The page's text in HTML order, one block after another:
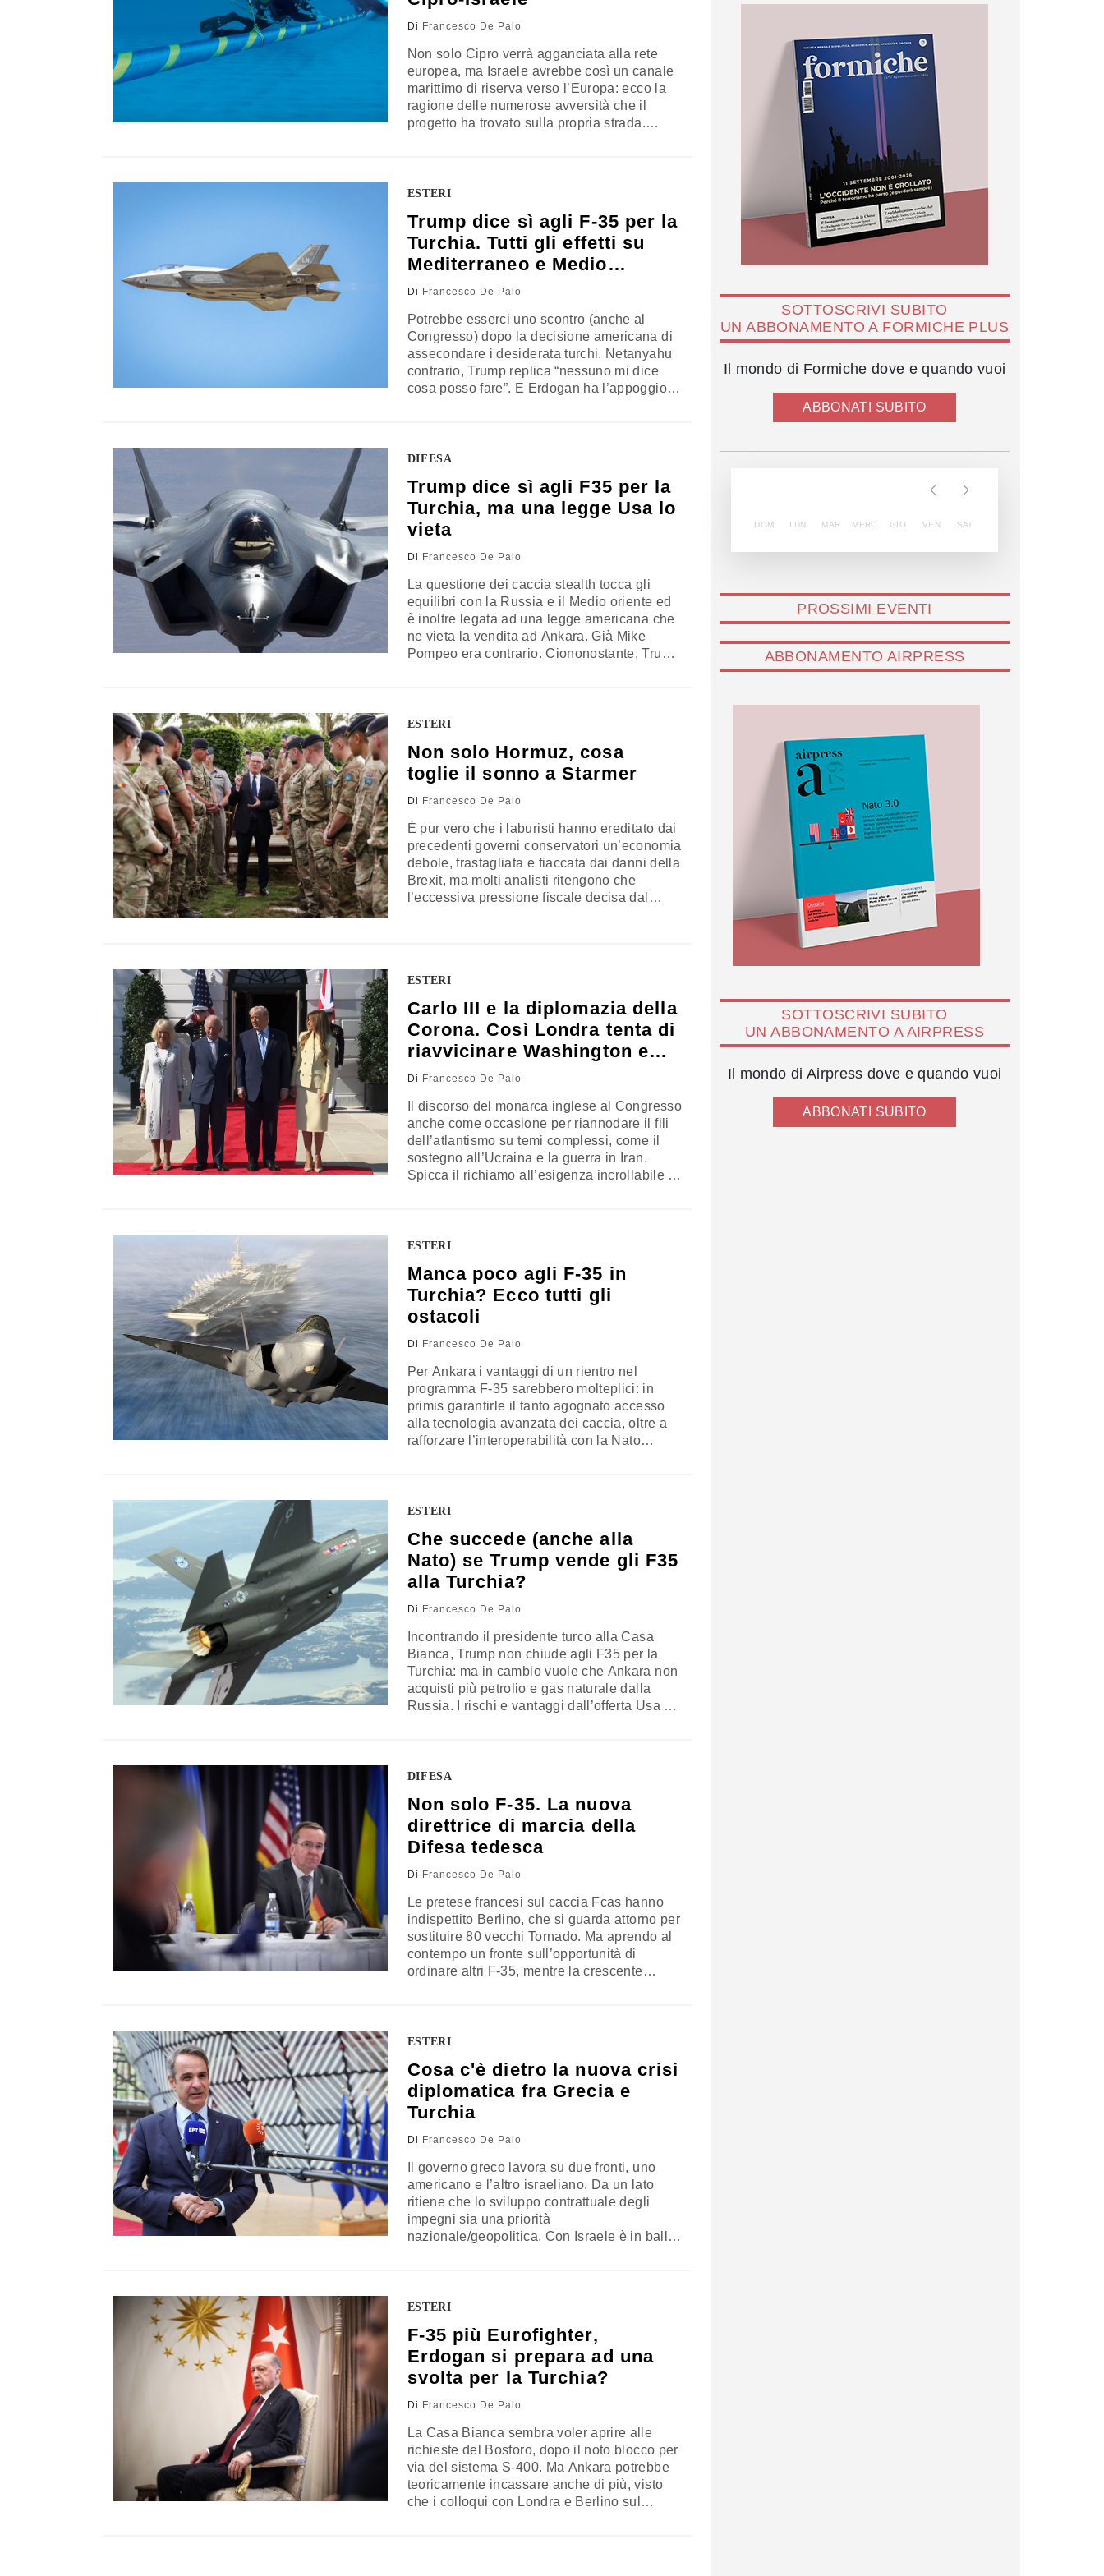
Di Francesco De Palo
Non solo Cipro verrà agganciata alla rete
europea, ma Israele avrebbe così un canale
marittimo di riserva verso l’Europa: ecco la
ragione delle numerose avversità che il
progetto ha trovato sulla propria strada.
necessario ampliarne costi e benefici su
reazioni da Gibilterra ai Dardanelli
ESTERI
Trump dice sì agli F-35 per la
Turchia. Tutti gli effetti su
Mediterraneo e Medio
Oriente
Di Francesco De Palo
Potrebbe esserci uno scontro (anche al
Congresso) dopo la decisione americana di
assecondare i desiderata turchi. Netanyahu
contrario, Trump replica “nessuno mi dice
cosa posso fare”. E Erdogan ha l’appoggio
al Congresso per sostenere che la Turchia
dimenticare gli appetiti sul gas a Cipro
DIFESA
Trump dice sì agli F35 per la
Turchia, ma una legge Usa lo
vieta
Di Francesco De Palo
La questione dei caccia stealth tocca gli
equilibri con la Russia e il Medio oriente ed
è inoltre legata ad una legge americana che
ne vieta la vendita ad Ankara. Già Mike
Pompeo era contrario. Ciononostante, Trump
ESTERI
Non solo Hormuz, cosa
toglie il sonno a Starmer
Di Francesco De Palo
È pur vero che i laburisti hanno ereditato dai
precedenti governi conservatori un’economia
debole, frastagliata e fiaccata dai danni della
Brexit, ma molti analisti ritengono che
l’eccessiva pressione fiscale decisa dal
ESTERI
Carlo III e la diplomazia della
Corona. Così Londra tenta di
riavvicinare Washington e
l’Europa
Di Francesco De Palo
Il discorso del monarca inglese al Congresso
anche come occasione per riannodare il fili
dell’atlantismo su temi complessi, come il
sostegno all’Ucraina e la guerra in Iran.
Spicca il richiamo all’esigenza incrollabile di
sempre più su noi stessi”
ESTERI
Manca poco agli F-35 in
Turchia? Ecco tutti gli
ostacoli
Di Francesco De Palo
Per Ankara i vantaggi di un rientro nel
programma F-35 sarebbero molteplici: in
primis garantirle il tanto agognato accesso
alla tecnologia avanzata dei caccia, oltre a
rafforzare l’interoperabilità con la Nato
mancano i punti interrogativi
ESTERI
Che succede (anche alla
Nato) se Trump vende gli F35
alla Turchia?
Di Francesco De Palo
Incontrando il presidente turco alla Casa
Bianca, Trump non chiude agli F35 per la
Turchia: ma in cambio vuole che Ankara non
acquisti più petrolio e gas naturale dalla
Russia. I rischi e vantaggi dall’offerta Usa si
DIFESA
Non solo F-35. La nuova
direttrice di marcia della
Difesa tedesca
Di Francesco De Palo
Le pretese francesi sul caccia Fcas hanno
indispettito Berlino, che si guarda attorno per
sostituire 80 vecchi Tornado. Ma aprendo al
contempo un fronte sull’opportunità di
ordinare altri F-35, mentre la crescente
ESTERI
Cosa c'è dietro la nuova crisi
diplomatica fra Grecia e
Turchia
Di Francesco De Palo
Il governo greco lavora su due fronti, uno
americano e l’altro israeliano. Da un lato
ritiene che lo sviluppo contrattuale degli
impegni sia una priorità
nazionale/geopolitica. Con Israele è in ballo
ottenere 100 nuovi caccia nei prossimi 8
ESTERI
F-35 più Eurofighter,
Erdogan si prepara ad una
svolta per la Turchia?
Di Francesco De Palo
La Casa Bianca sembra voler aprire alle
richieste del Bosforo, dopo il noto blocco per
via del sistema S-400. Ma Ankara potrebbe
teoricamente incassare anche di più, visto
che i colloqui con Londra e Berlino sul
SOTTOSCRIVI SUBITO
UN ABBONAMENTO A FORMICHE PLUS
Il mondo di Formiche dove e quando vuoi
ABBONATI SUBITO
DOM LUN MAR MERC GIO VEN SAT
PROSSIMI EVENTI
ABBONAMENTO AIRPRESS
SOTTOSCRIVI SUBITO
UN ABBONAMENTO A AIRPRESS
Il mondo di Airpress dove e quando vuoi
ABBONATI SUBITO